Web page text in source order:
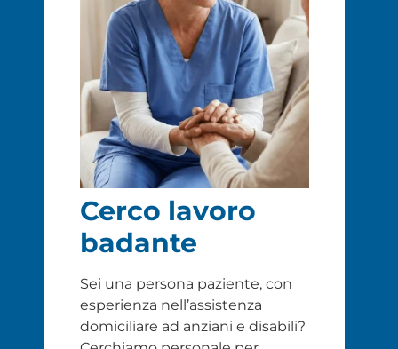
Cerco lavoro
badante
Sei una persona paziente, con
esperienza nell’assistenza
domiciliare ad anziani e disabili?